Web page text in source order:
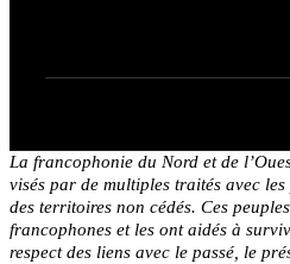
La francophonie du Nord et de
visés par de multiples traités avec
des territoires non cédés. Ces
francophones et les ont aidés à
respect des liens avec le passé, le